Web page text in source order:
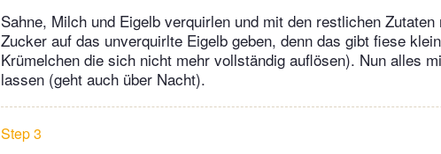
Sahne, Milch und Eigelb verquirlen und mit den restlichen
Zucker auf das unverquirlte Eigelb geben, denn das gibt fiese
Krümelchen die sich nicht mehr vollständig auflösen). Nun alles
lassen (geht auch über Nacht).
Step 3